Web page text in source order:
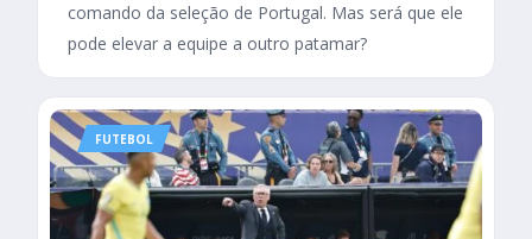
comando da seleção de Portugal. Mas será que ele
pode elevar a equipe a outro patamar?
FUTEBOL